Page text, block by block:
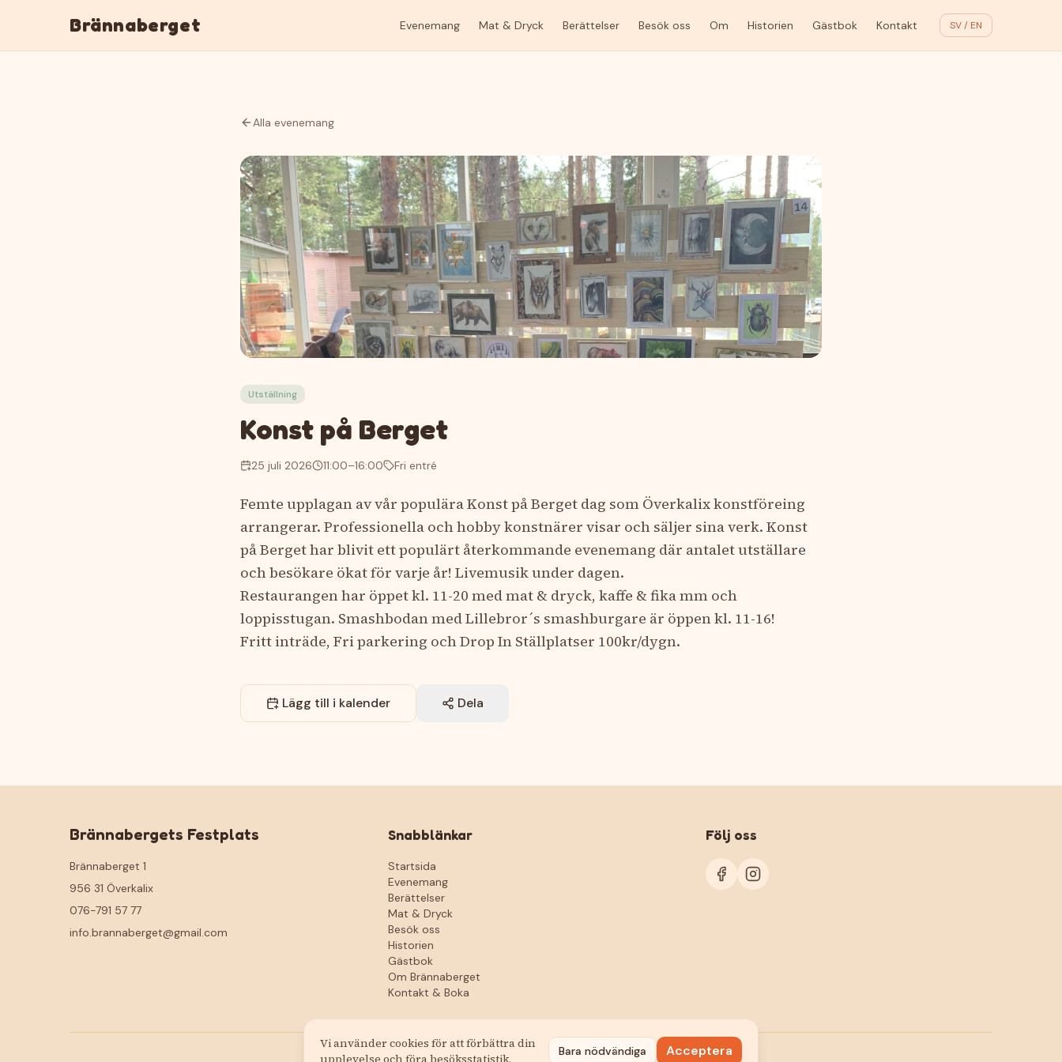
Brännaberget Evenemang Mat & Dryck Berättelser Besök oss Om Historien Gästbok Kontakt SV / EN
Alla evenemang
Utställning
Konst på Berget
25 juli 2026 11:00–16:00 Fri entré
Femte upplagan av vår populära Konst på Berget dag som Överkalix konstföreing
arrangerar. Professionella och hobby konstnärer visar och säljer sina verk. Konst
på Berget har blivit ett populärt återkommande evenemang där antalet utställare
och besökare ökat för varje år! Livemusik under dagen.
Restaurangen har öppet kl. 11-20 med mat & dryck, kaffe & fika mm och
loppisstugan. Smashbodan med Lillebror´s smashburgare är öppen kl. 11-16!
Fritt inträde, Fri parkering och Drop In Ställplatser 100kr/dygn.
Lägg till i kalender Dela
Brännabergets Festplats
Brännaberget 1
956 31 Överkalix
076-791 57 77
info.brannaberget@gmail.com
Snabblänkar
Startsida
Evenemang
Berättelser
Mat & Dryck
Besök oss
Historien
Gästbok
Om Brännaberget
Kontakt & Boka
Följ oss
© 2026 Brännabergets Festplats
Vi använder cookies för att förbättra din
upplevelse och föra besöksstatistik.
Bara nödvändiga Acceptera